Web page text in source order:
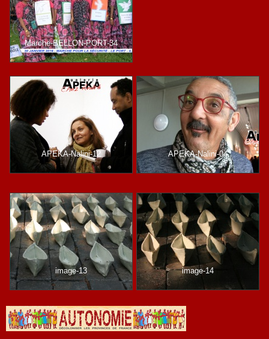
Marche-BELLON-PORT-34
APEKA-Nalini-12 APEKA-Nalini-04
image-13 image-14